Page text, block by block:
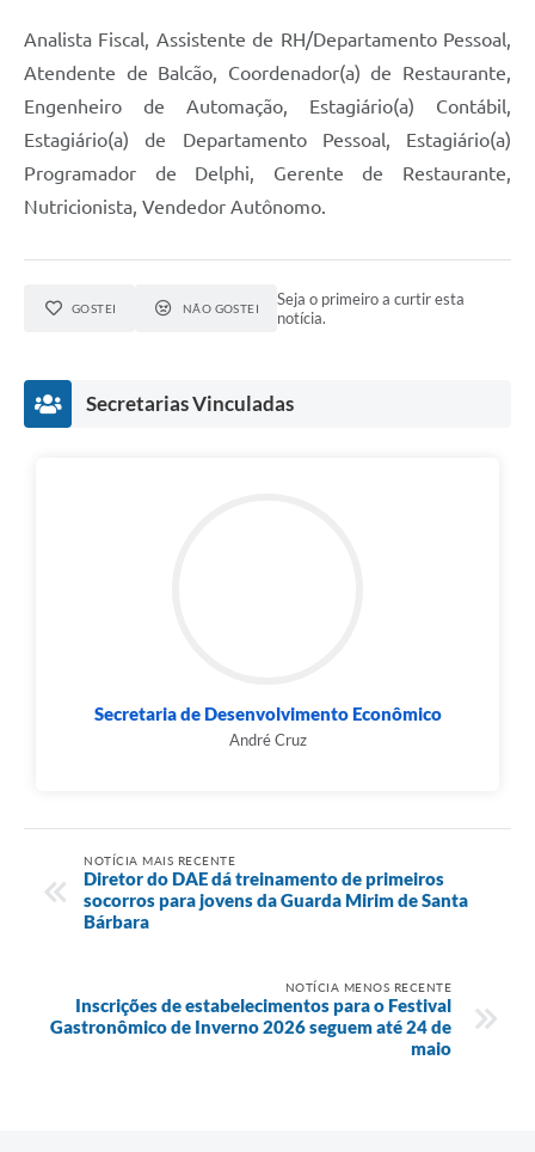
Analista Fiscal, Assistente de RH/Departamento Pessoal,
Atendente de Balcão, Coordenador(a) de Restaurante,
Engenheiro de Automação, Estagiário(a) Contábil,
Estagiário(a) de Departamento Pessoal, Estagiário(a)
Programador de Delphi, Gerente de Restaurante,
Nutricionista, Vendedor Autônomo.
GOSTEI NÃO GOSTEI
Seja o primeiro a curtir esta
notícia.
Secretarias Vinculadas
Secretaria de Desenvolvimento Econômico
André Cruz
NOTÍCIA MAIS RECENTE
Diretor do DAE dá treinamento de primeiros
socorros para jovens da Guarda Mirim de Santa
Bárbara
NOTÍCIA MENOS RECENTE
Inscrições de estabelecimentos para o Festival
Gastronômico de Inverno 2026 seguem até 24 de
maio